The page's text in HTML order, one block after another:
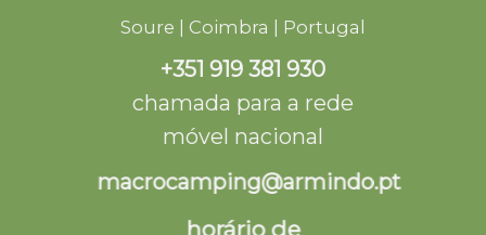
Soure | Coimbra | Portugal
+351 919 381 930
chamada para a rede
móvel nacional
macrocamping@armindo.pt
horário de